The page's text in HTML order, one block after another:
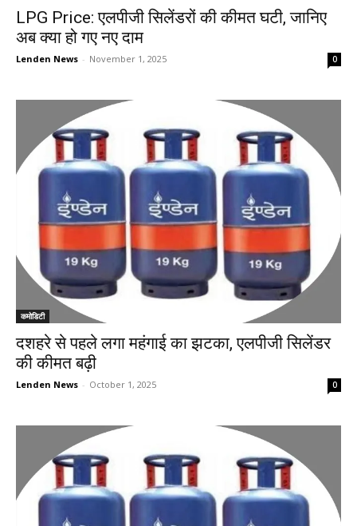
LPG Price: एलपीजी सिलेंडरों की कीमत घटी, जानिए
अब क्या हो गए नए दाम
Lenden News - November 1, 2025 0
कमोडिटी
दशहरे से पहले लगा महंगाई का झटका, एलपीजी सिलेंडर
की कीमत बढ़ी
Lenden News - October 1, 2025 0